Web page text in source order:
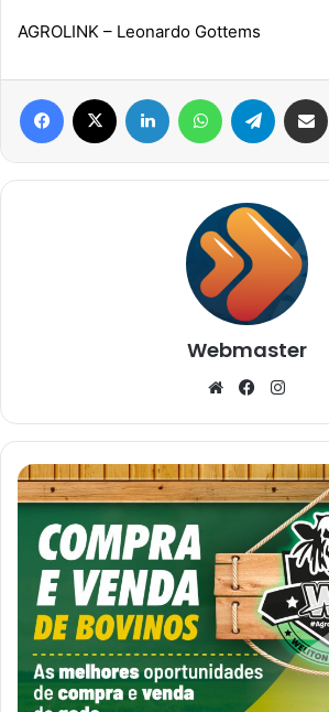
AGROLINK – Leonardo Gottems
Facebook Linkedin WhatsAppTelegram
Webmaster
WebsiteFacebook